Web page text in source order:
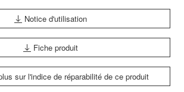
Notice d'utilisation
Fiche produit
sur l'indice de réparabilité de ce produit